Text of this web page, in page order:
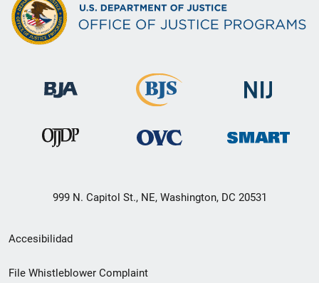
999 N. Capitol St., NE, Washington, DC 20531
Menú
de
Accesibilidad
File Whistleblower Complaint